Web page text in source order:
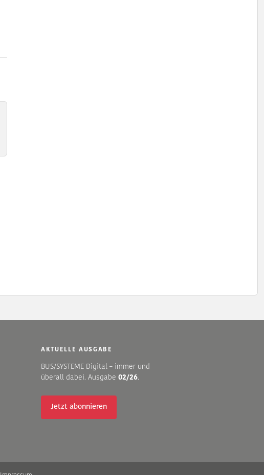
AKTUELLE AUSGABE
BUS/SYSTEME Digital – immer und
überall dabei. Ausgabe 02/26.
Jetzt abonnieren